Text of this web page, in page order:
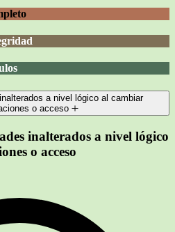
a nivel lógico al cambiar
o acceso
inalterados a nivel lógico
o acceso